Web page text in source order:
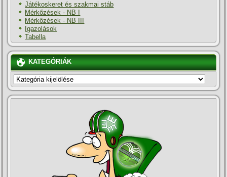
Játékoskeret és szakmai stáb
Mérkőzések - NB I
Mérkőzések - NB III
Igazolások
Tabella
KATEGÓRIÁK
KATEGÓRIÁK